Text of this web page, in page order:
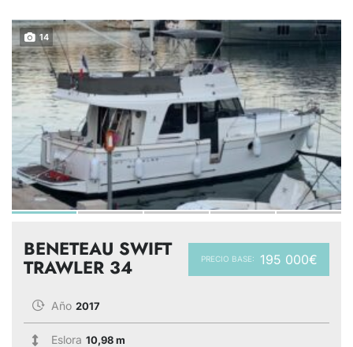
14
PRECIO BASE: 195 000€
BENETEAU SWIFT
TRAWLER 34
Año 2017
Eslora 10,98 m